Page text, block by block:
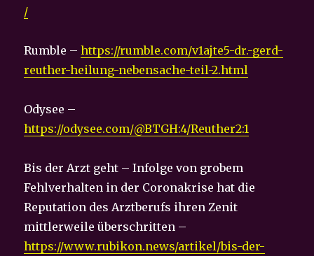
/
Rumble –https://rumble.com/v1ajte5-dr.-gerd-
reuther-heilung-nebensache-teil-2.html
Odysee –
https://odysee.com/@BTGH:4/Reuther2:1
Bis der Arzt geht – Infolge von grobem
Fehlverhalten in der Coronakrise hat die
Reputation des Arztberufs ihren Zenit
mittlerweile überschritten –
https://www.rubikon.news/artikel/bis-der-